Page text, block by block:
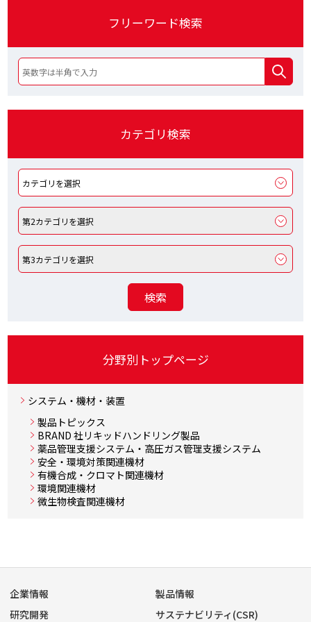
フリーワード検索
カテゴリ検索
分野別トップページ
システム・機材・装置
製品トピックス
BRAND 社リキッドハンドリング製品
薬品管理支援システム・高圧ガス管理支援システム
安全・環境対策関連機材
有機合成・クロマト関連機材
環境関連機材
微生物検査関連機材
企業情報
製品情報
研究開発
サステナビリティ(CSR)